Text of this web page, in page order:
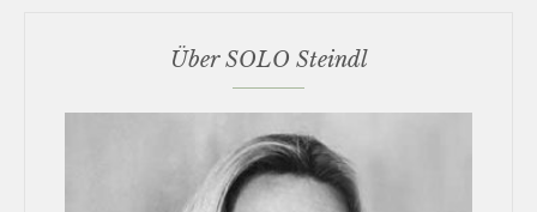
Über SOLO Steindl